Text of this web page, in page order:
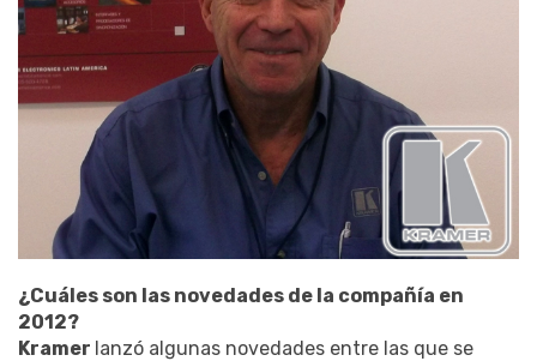
¿Cuáles son las novedades de la compañía en
2012?
Kramer lanzó algunas novedades entre las que se